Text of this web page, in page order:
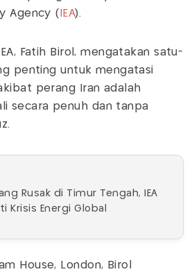
Agency ( IEA).
Fatih Birol, mengatakan satu-
penting untuk mengatasi
perang Iran adalah
secara penuh dan tanpa
Rusak di Timur Tengah, IEA
Krisis Energi Global
House, London, Birol